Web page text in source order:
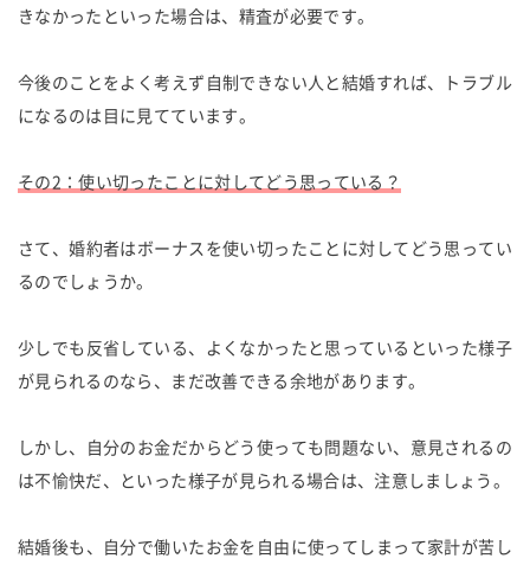
きなかったといった場合は、精査が必要です。
今後のことをよく考えず自制できない人と結婚すれば、トラブル
になるのは目に見てています。
その2：使い切ったことに対してどう思っている？
さて、婚約者はボーナスを使い切ったことに対してどう思ってい
るのでしょうか。
少しでも反省している、よくなかったと思っているといった様子
が見られるのなら、まだ改善できる余地があります。
しかし、自分のお金だからどう使っても問題ない、意見されるの
は不愉快だ、といった様子が見られる場合は、注意しましょう。
結婚後も、自分で働いたお金を自由に使ってしまって家計が苦し